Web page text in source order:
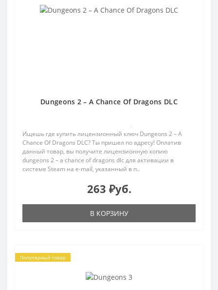
Dungeons 2 – A Chance Of Dragons DLC
Ищешь где купить лицензионный ключ Dungeons 2 – A
Chance Of Dragons DLC? Ты пришел по адресу! Оплатив
данный товар, вы получите лицензионную копию
dungeons 2 – a chance of dragons dlc для активации в
системе Steam на e-mail, указанный в п..
263 ₽уб.
В КОРЗИНУ
Популярный товар